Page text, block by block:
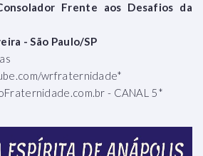
Frente aos Desafios da
- São Paulo/SP
wrfraternidade*
- CANAL 5*